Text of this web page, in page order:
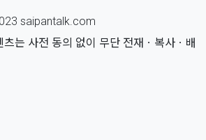
saipantalk.com
는 사전 동의 없이 무단 전재ㆍ복사ㆍ배